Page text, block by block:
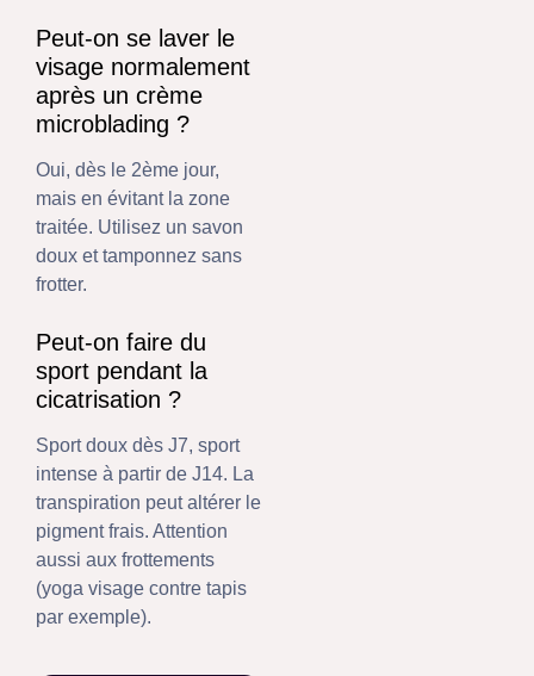
Peut-on se laver le
visage normalement
après un crème
microblading ?
Oui, dès le 2ème jour,
mais en évitant la zone
traitée. Utilisez un savon
doux et tamponnez sans
frotter.
Peut-on faire du
sport pendant la
cicatrisation ?
Sport doux dès J7, sport
intense à partir de J14. La
transpiration peut altérer le
pigment frais. Attention
aussi aux frottements
(yoga visage contre tapis
par exemple).